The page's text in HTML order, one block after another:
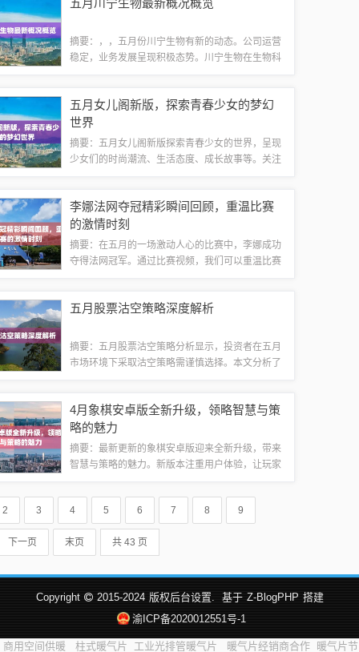
策。具体表现还需结合更多数据和市场信息进...
五月川宁生物最新概况概览
摘要：，，五月份川宁生物有新的动态。公司运营
稳定，业务发展呈现积极态势。川宁生物在生物科
版的川宁生物最新情况概览展示了公司在行业...
五月女儿阁新版，探索青春少女的梦幻
世界
摘要：五月女儿阁新版探索青春少女的世界，呈现
少女们的时尚潮流、生活态度、成长故事等。关注
流分享的平台。青春少女的成长故事青春，是...
李娜法网夺冠精彩瞬间回顾，重温比赛
的激情时刻
摘要：在五月的一场激动人心的比赛中，李娜成功
夺得法网冠军。通过比赛视频，我们可以重温比赛
让我们共同回味这场精彩纷呈的比赛，感受李...
五月股票沽空策略深度解析
摘要：五月股票沽空策略分析显示，投资者在五月
市场环境下采取沽空策略需谨慎选择。本文分析了
因素制定合适的沽空策略。本文提醒投资者注意...
4月象棋安卓版全新升级，领略智慧与策
略的魅力
摘要：最新更新的象棋安卓版迎来全新升级，带来
智慧与策略的魅力。新版本注重用户体验，让玩家
动设备上享受象棋的乐趣，展现自己的智慧和策
略。更新概述：本次4月象棋安卓版更新，主要...
2 3 4 5 6 7 8 9
下一页 末页 共 43 页
Copyright 2015-2024 版权后台设置. 基于 Z-BlogPHP 搭建
渝ICP备2020012551号-1
商用空间供暖 柱式暖气片 工业光排管暖气片 暖气片经销商合作 暖气片节